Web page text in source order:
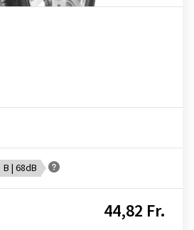
B | 68dB
44,82 Fr.